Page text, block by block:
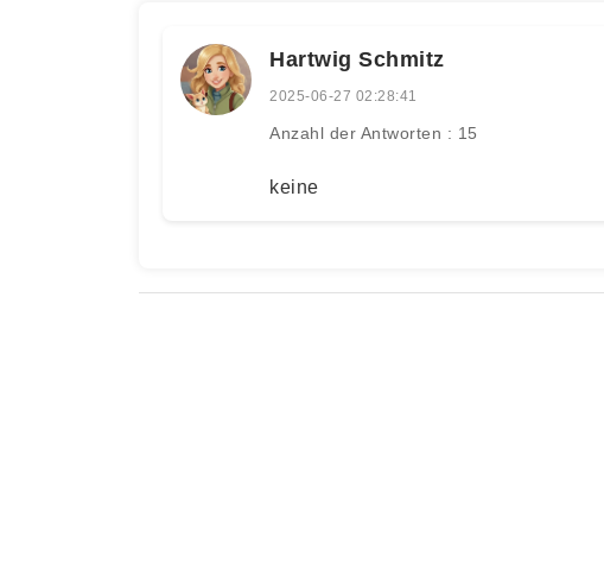
Hartwig Schmitz
2025-06-27 02:28:41
Anzahl der Antworten : 15
keine